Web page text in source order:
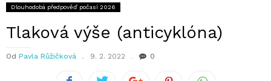
Dlouhodobá předpověď počasí 2026
Tlaková výše (anticyklóna)
Od Pavla Růžičková 9. 2. 2022 0